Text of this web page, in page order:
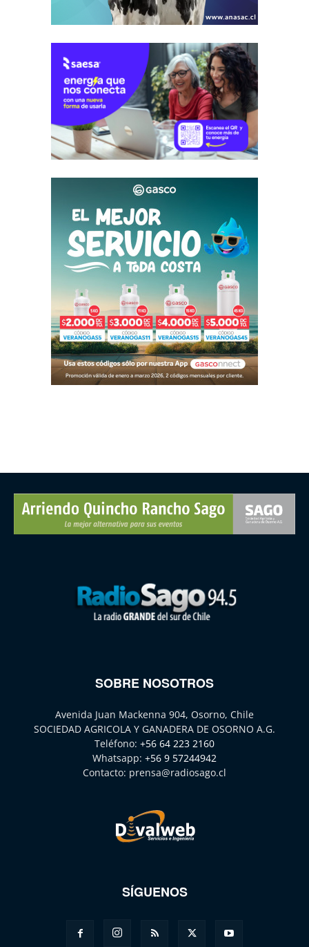
SOBRE NOSOTROS
Avenida Juan Mackenna 904, Osorno, Chile
SOCIEDAD AGRICOLA Y GANADERA DE OSORNO A.G.
Teléfono: +56 64 223 2160
Whatsapp: +56 9 57244942
Contacto: prensa@radiosago.cl
SÍGUENOS